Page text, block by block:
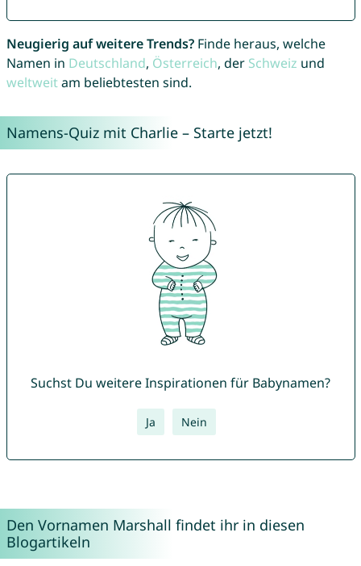
Neugierig auf weitere Trends?Finde heraus, welche
Namen in Deutschland, Österreich, der Schweiz und
weltweitam beliebtesten sind.
Namens-Quiz mit Charlie – Starte jetzt!
Suchst Du weitere Inspirationen für Babynamen?
Ja Nein
Den Vornamen Marshall findet ihr in diesen
Blogartikeln